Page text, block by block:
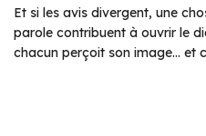
Et si les avis divergent, une
parole contribuent à ouvrir le
chacun perçoit son image… et